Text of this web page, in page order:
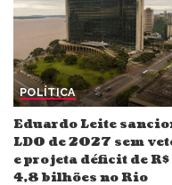
POLÍTICA
Eduardo Leite
LDO de 2027 sem
e projeta déficit de R$
4,8 bilhões no Rio